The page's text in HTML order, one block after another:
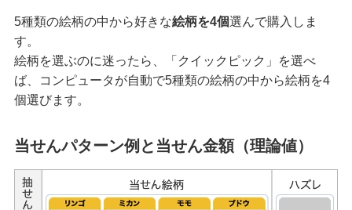
5種類の絵柄の中から好きな絵柄を4個選んで購入しま
す。
絵柄を選ぶのに迷ったら、「クイックピック」を選べ
ば、コンピュータが自動で5種類の絵柄の中から絵柄を4
個選びます。
当せんパターン例と当せん金額（理論値）